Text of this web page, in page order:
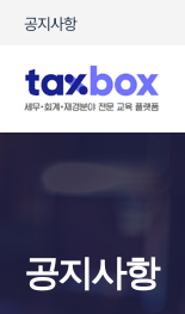
콘텐츠로
공지사항
공지사항